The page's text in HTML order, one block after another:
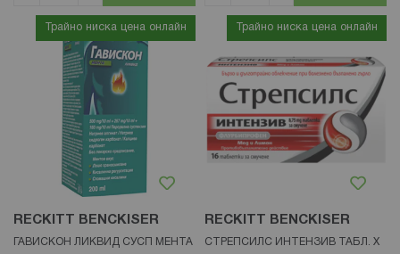
Трайно ниска цена онлайн
RECKITT BENCKISER
ГАВИСКОН ЛИКВИД СУСП МЕНТА
Трайно ниска цена онлайн
RECKITT BENCKISER
СТРЕПСИЛС ИНТЕНЗИВ ТАБЛ. Х